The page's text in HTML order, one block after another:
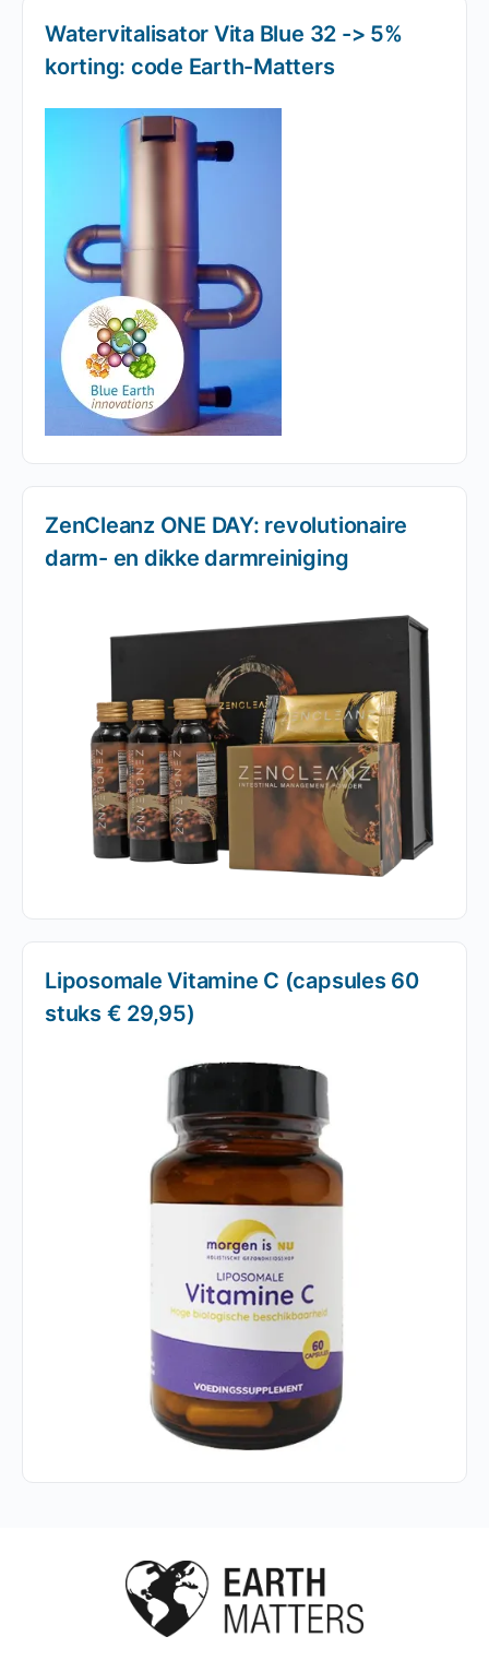
Watervitalisator Vita Blue 32 -> 5%
korting: code Earth-Matters
ZenCleanz ONE DAY: revolutionaire
darm- en dikke darmreiniging
Liposomale Vitamine C (capsules 60
stuks € 29,95)